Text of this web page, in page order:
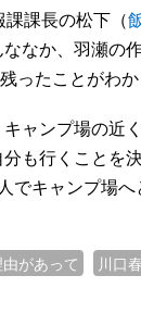
課長の松下（
なか、羽瀬の
ったことがわか
ャンプ場の近
も行くことを
でキャンプ場
があって 川口